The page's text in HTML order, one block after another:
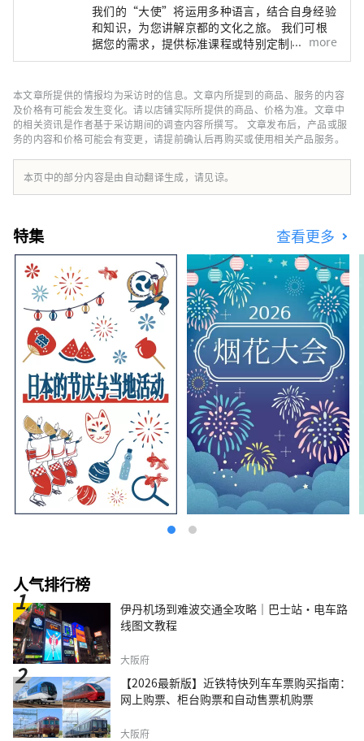
我们的“大使”将运用多种语言，结合自身经验
和知识，为您讲解京都的文化之旅。 我们可根
据您的需求，提供标准课程或特别定制的一日课
程，助您在京都度过难忘的时光。您将有机会了
化、传统表演艺术等，并结识当地居民，留下美
好的回忆。 除了导览游，我们还提供各种特别
体验，从利用独特场地举办的活动，到让您充分
体验四季京都文化的方案。
more
本文章所提供的情报均为采访时的信息。文章内所提到的商品、服务的内容
及价格有可能会发生变化。请以店铺实际所提供的商品、价格为准。文章中
的相关资讯是作者基于采访期间的调查内容所撰写。 文章发布后，产品或服
务的内容和价格可能会有变更，请提前确认后再购买或使用相关产品服务。
本页中的部分内容是由自动翻译生成，请见谅。
特集 查看更多
人气排行榜
伊丹机场到难波交通全攻略｜巴士站・电车路
线图文教程
大阪府
【2026最新版】近铁特快列车车票购买指南：
网上购票、柜台购票和自动售票机购票
大阪府